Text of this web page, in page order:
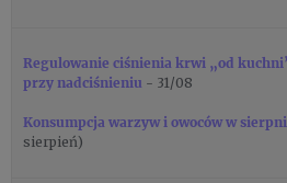
Regulowanie ciśnienia krwi „od
przy nadciśnieniu - 31/08
Konsumpcja warzyw i owoców w
sierpień)